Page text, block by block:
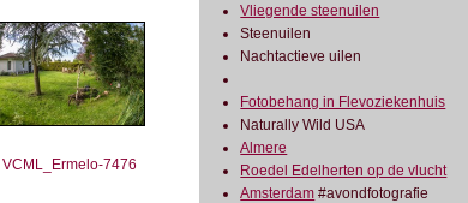
Vliegende steenuilen
Steenuilen
Nachtactieve uilen
Fotobehang in Flevoziekenhuis
Naturally Wild USA
Almere
Roedel Edelherten op de vlucht
Amsterdam #avondfotografie
VCML_Ermelo-7476